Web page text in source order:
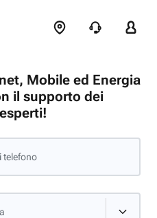
Mobile ed Energia
il supporto dei
telefono